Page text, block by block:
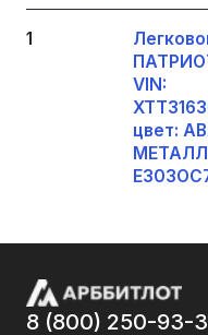
1
VIN:
цвет:
8 (800) 250-93-